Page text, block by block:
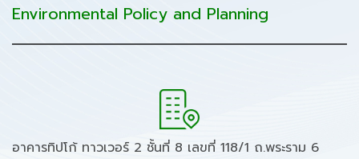
Environmental Policy and Planning
อาคารทิปโก้ ทาวเวอร์ 2 ชั้นที่ 8 เลขที่ 118/1 ถ.พระราม 6